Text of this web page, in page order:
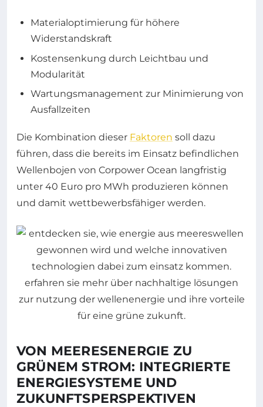
Materialoptimierung für höhere
Widerstandskraft
Kostensenkung durch Leichtbau und
Modularität
Wartungsmanagement zur Minimierung von
Ausfallzeiten
Die Kombination dieser Faktoren soll dazu
führen, dass die bereits im Einsatz befindlichen
Wellenbojen von Corpower Ocean langfristig
unter 40 Euro pro MWh produzieren können
und damit wettbewerbsfähiger werden.
VON MEERESENERGIE ZU
GRÜNEM STROM: INTEGRIERTE
ENERGIESYSTEME UND
ZUKUNFTSPERSPEKTIVEN